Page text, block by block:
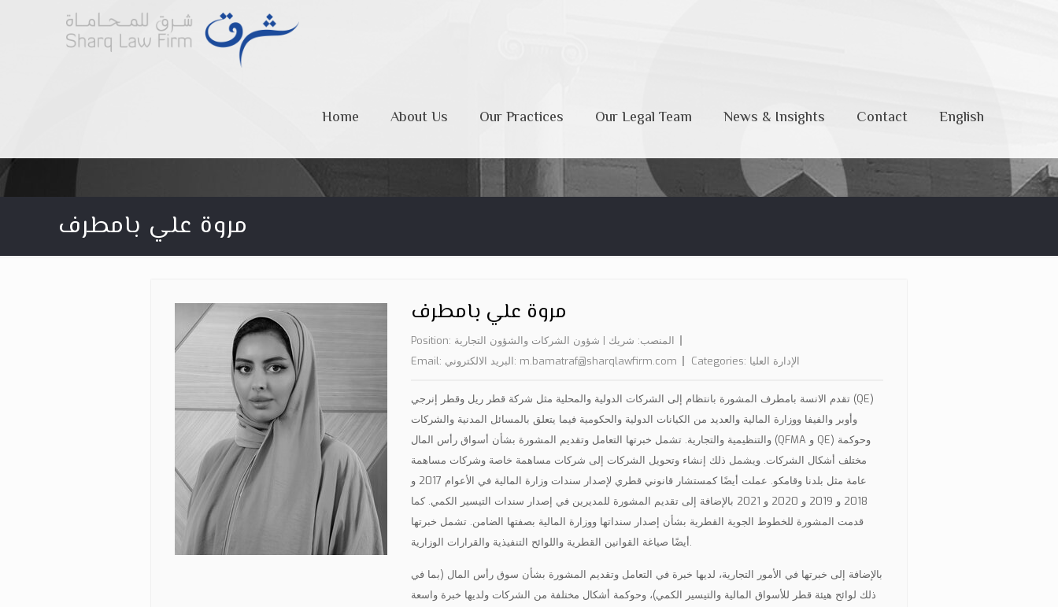
Home About Us Our Practices Our Legal Team News & Insights Contact English
مروة علي بامطرف
مروة علي بامطرف
Position: المنصب: شريك | شؤون الشركات والشؤون التجارية
Email:
البريد الالكتروني: m.bamatraf@sharqlawfirm.com Categories: الإدارة العليا
تقدم الانسة بامطرف المشورة بانتظام إلى الشركات الدولية والمحلية مثل شركة قطر ريل وقطر إنرجي (QE)
وأوبر والفيفا ووزارة المالية والعديد من الكيانات الدولية والحكومية فيما يتعلق بالمسائل المدنية والشركات
والتنظيمية والتجارية. تشمل خبرتها التعامل وتقديم المشورة بشأن أسواق رأس المال (QFMA و QE) وحوكمة
مختلف أشكال الشركات. ويشمل ذلك إنشاء وتحويل الشركات إلى شركات مساهمة خاصة وشركات مساهمة
عامة مثل بلدنا وقامكو. عملت أيضًا كمستشار قانوني قطري لإصدار سندات وزارة المالية في الأعوام 2017 و
2018 و 2019 و 2020 و 2021 بالإضافة إلى تقديم المشورة للمديرين في إصدار سندات التيسير الكمي. كما
قدمت المشورة للخطوط الجوية القطرية بشأن إصدار سنداتها ووزارة المالية بصفتها الضامن. تشمل خبرتها
أيضًا صياغة القوانين القطرية واللوائح التنفيذية والقرارات الوزارية.
بالإضافة إلى خبرتها في الأمور التجارية، لديها خبرة في التعامل وتقديم المشورة بشأن سوق رأس المال (بما في
ذلك لوائح هيئة قطر للأسواق المالية والتيسير الكمي)، وحوكمة أشكال مختلفة من الشركات ولديها خبرة واسعة